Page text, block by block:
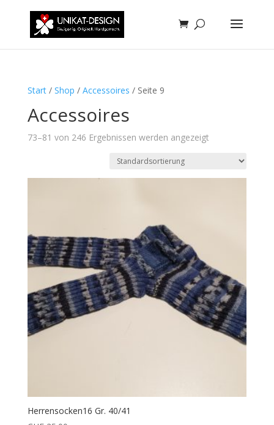
Start/ Shop / Accessoires / Seite 9
Accessoires
73–81 von 246 Ergebnissen werden angezeigt
Herrensocken16 Gr. 40/41